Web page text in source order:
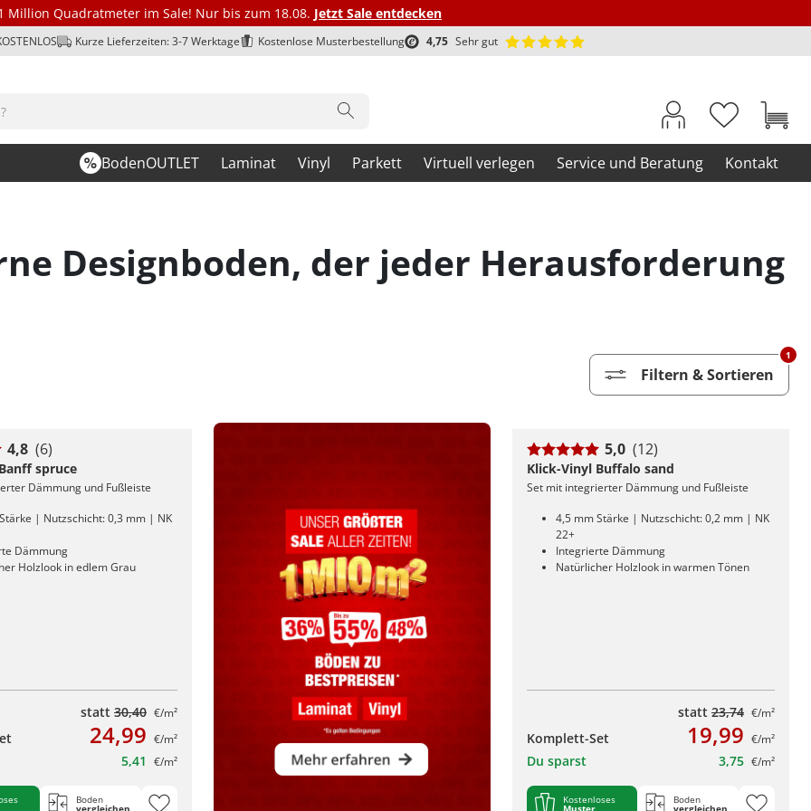
Million Quadratmeter im Sale! Nur bis zum 18.08. Jetzt Sale entdecken
Kurze Lieferzeiten: 3-7 Werktage Kostenlose Musterbestellung 4,75 Sehr gut
BodenOUTLET Laminat Vinyl Parkett Virtuell verlegen Service und Beratung Kontakt
Designboden, der jeder Herausforderung
Filtern & Sortieren
1
4,8 (6)
spruce
Dämmung und Fußleiste
| Nutzschicht: 0,3 mm | NK
Dämmung
Holzlook in edlem Grau
statt 30,40 €/m²
24,99 €/m²
5,41 €/m²
Boden
vergleichen
5,0 (12)
Klick-Vinyl Buffalo sand
Set mit integrierter Dämmung und Fußleiste
4,5 mm Stärke | Nutzschicht: 0,2 mm | NK
22+
Integrierte Dämmung
Natürlicher Holzlook in warmen Tönen
statt 23,74 €/m²
Komplett-Set 19,99 €/m²
Du sparst 3,75 €/m²
Kostenloses
Muster
Boden
vergleichen